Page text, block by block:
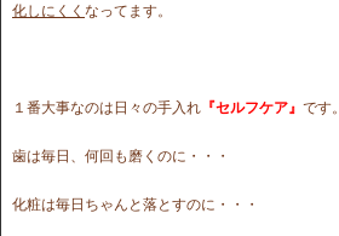
化しにくく なってます。
１番大事なのは日々の手入れ 『セルフケア』 です。
歯は毎日、何回も磨くのに・・・
化粧は毎日ちゃんと落とすのに・・・